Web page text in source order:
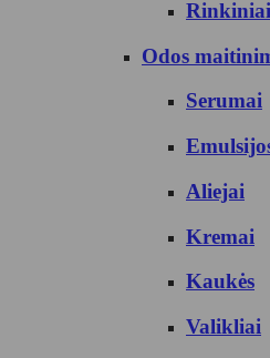
Rinkiniai
Odos
Serumai
Aliejai
Kremai
Kaukės
Valikliai